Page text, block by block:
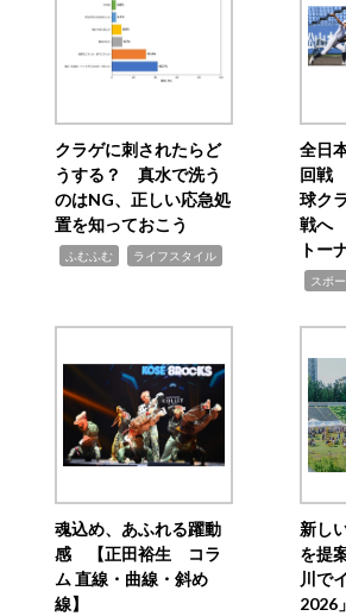
クラゲに刺されたらど
うする？ 真水で洗う
のはNG、正しい応急処
置を知っておこう
ふむふむ ライフスタイル
全日
回戦
球ク
戦へ
トー
スポ
魂込め、あふれる躍動
感 【正田裕生 コラ
ム 直線・曲線・斜め
線】
新し
を提
川で
2026